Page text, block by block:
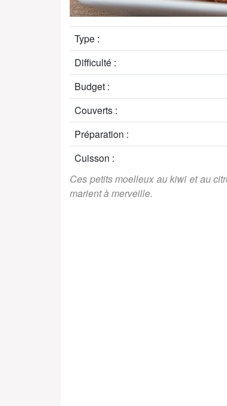
Type :
Difficulté :
Budget :
Couverts :
Préparation :
Cuisson :
Ces petits moelleux au kiwi et au
marient à merveille.